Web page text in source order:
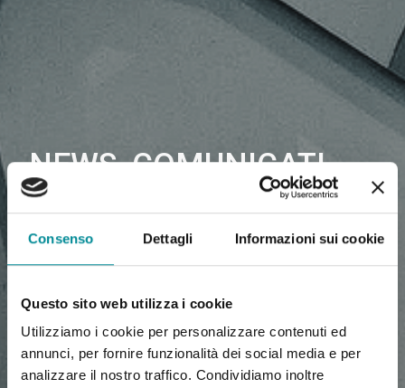
Consenso Dettagli Informazioni sui cookie
Questo sito web utilizza i cookie
Utilizziamo i cookie per personalizzare contenuti ed
annunci, per fornire funzionalità dei social media e per
analizzare il nostro traffico. Condividiamo inoltre
NEWS, COMUNICATI
STAMPA, ARTICOLI